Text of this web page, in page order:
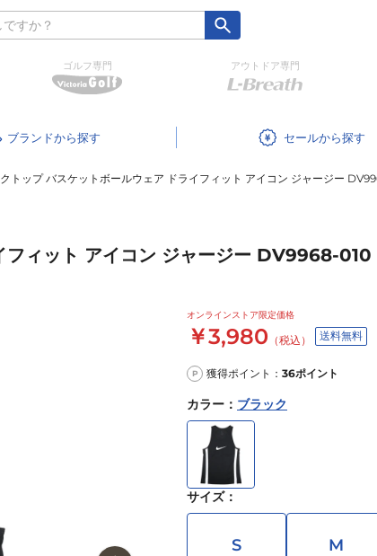
ゴルフ専門 アウトドア専門
ブランド セール
トップ バスケットボールウェア ドライフィット アイコン ジャージー
フィット アイコン ジャージー DV9968-010
オンラインストア限定価格
￥3,980 （税込） 送料無料
P 獲得ポイント： 36ポイント
カラー ： ブラック
サイズ：
S M